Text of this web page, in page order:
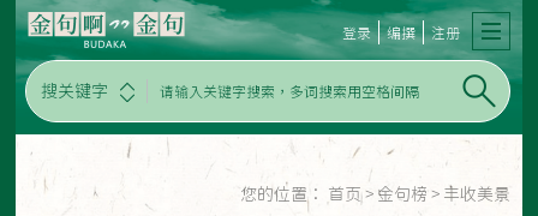
搜关键字
登录 编撰 注册
您的位置： 首页 > 金句榜 > 丰收美景